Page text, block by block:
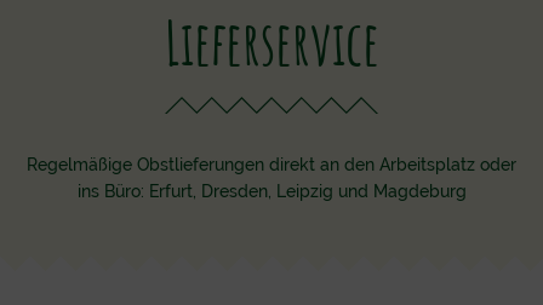
Lieferservice
Regelmäßige Obstlieferungen direkt an den Arbeitsplatz oder
ins Büro: Erfurt, Dresden, Leipzig und Magdeburg